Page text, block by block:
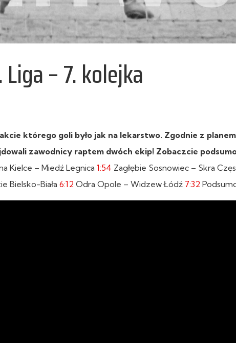
– 7. kolejka
którego goli było jak na lekarstwo. Zgodnie z
zawodnicy raptem dwóch ekip! Zobaczcie
Kielce – Miedź Legnica 1:54 Zagłębie Sosnowiec – Skra
Bielsko-Biała 6:12 Odra Opole – Widzew Łódź 7:32